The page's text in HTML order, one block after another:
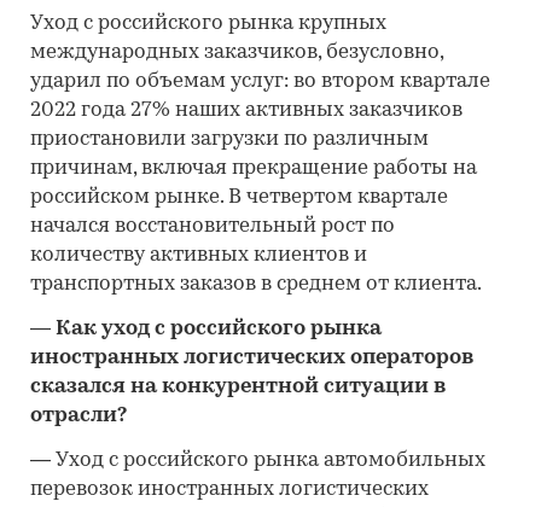
Уход с российского рынка крупных
международных заказчиков, безусловно,
ударил по объемам услуг: во втором квартале
2022 года 27% наших активных заказчиков
приостановили загрузки по различным
причинам, включая прекращение работы на
российском рынке. В четвертом квартале
начался восстановительный рост по
количеству активных клиентов и
транспортных заказов в среднем от клиента.
— Как уход с российского рынка
иностранных логистических операторов
сказался на конкурентной ситуации в
отрасли?
— Уход с российского рынка автомобильных
перевозок иностранных логистических